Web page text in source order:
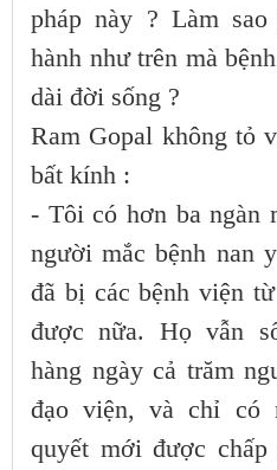
pháp này ? Làm
hành như trên mà
dài đời sống ?
Ram Gopal không tỏ
bất kính :
- Tôi có hơn ba ngàn
người mắc bệnh nan
đã bị các bệnh viện
được nữa. Họ vẫn
hàng ngày cả trăm
đạo viện, và chỉ có
quyết mới được